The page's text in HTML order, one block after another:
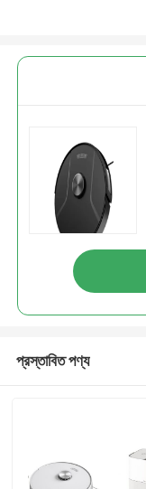
প্রস্তাবিত পণ্য